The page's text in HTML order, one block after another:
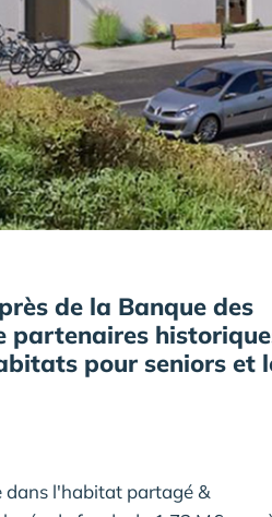
de la Banque des
partenaires
pour seniors et
dans l'habitat partagé &